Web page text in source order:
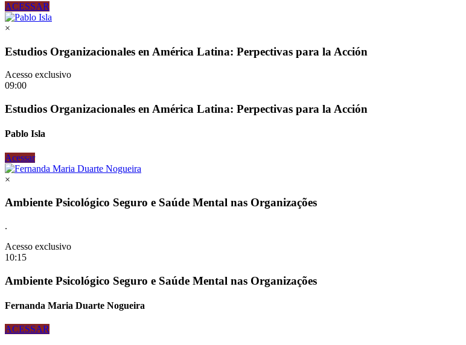
ACESSAR
×
Estudios Organizacionales en América Latina: Perpectivas para la Acción
Acesso exclusivo
09:00
Estudios Organizacionales en América Latina: Perpectivas para la Acción
Pablo Isla
Acessar
×
Ambiente Psicológico Seguro e Saúde Mental nas Organizações
.
Acesso exclusivo
10:15
Ambiente Psicológico Seguro e Saúde Mental nas Organizações
Fernanda Maria Duarte Nogueira
ACESSAR